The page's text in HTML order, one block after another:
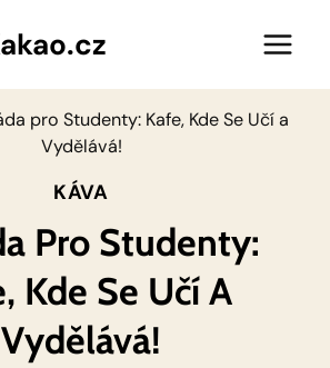
pro Studenty: Kafe, Kde Se Učí a
Vydělává!
KÁVA
Pro Studenty:
Kde Se Učí A
Vydělává!